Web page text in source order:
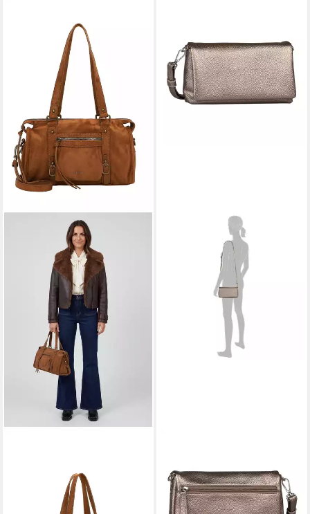
UVP59,99 €
Design mit Logoprägung und
fließender Silhouette in
Lederoptik